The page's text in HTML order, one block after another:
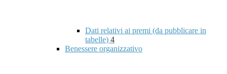
Dati relativi ai premi (da pubblicare in
tabelle) 4
Benessere organizzativo